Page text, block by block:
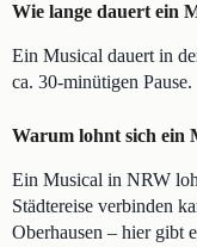
Wie lange dauert ein
Ein Musical dauert in
ca. 30-minütigen Pause.
Warum lohnt sich ein
Ein Musical in NRW
Städtereise verbinden
Oberhausen – hier gibt